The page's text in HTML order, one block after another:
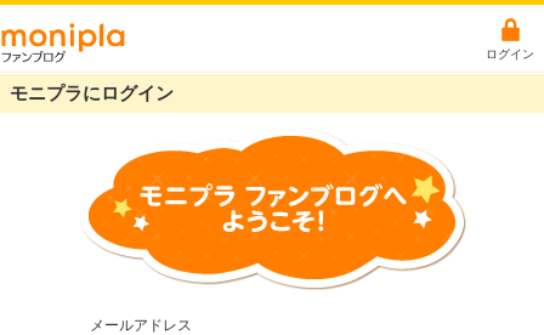
ログイン
モニプラにログイン
メールアドレス